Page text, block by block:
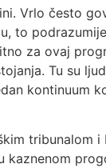
Vrlo često
to
za ovaj
Tu su
kontinuum
tribunalom i